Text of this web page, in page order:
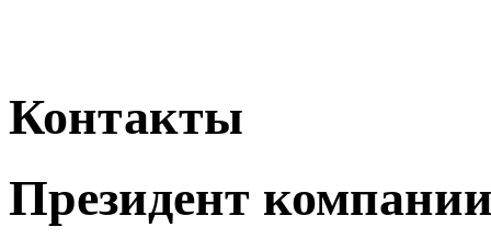
Контакты
Президент